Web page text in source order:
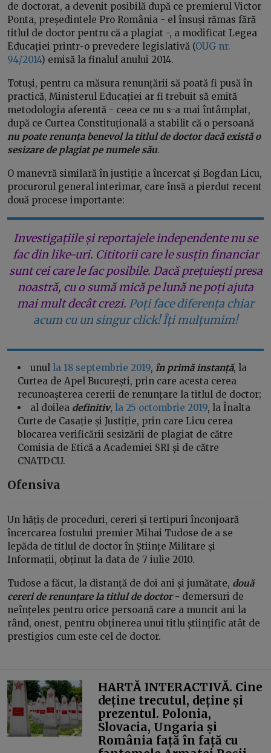
de doctorat, a devenit posibilă după ce premierul Victor
Ponta, președintele Pro România - el însuși rămas fără
titlul de doctor pentru că a plagiat -, a modificat Legea
Educației printr-o prevedere legislativă (OUG nr.
94/2014) emisă la finalul anului 2014.
Totuși, pentru ca măsura renunțării să poată fi pusă în
practică, Ministerul Educației ar fi trebuit să emită
metodologia aferentă - ceea ce nu s-a mai întâmplat,
după ce Curtea Constituțională a stabilit că o persoană
nu poate renunța benevol la titlul de doctor dacă există o
sesizare de plagiat pe numele său.
O manevră similară în justiție a încercat și Bogdan Licu,
procurorul general interimar, care însă a pierdut recent
două procese importante:
Investigațiile și reportajele independente nu se
fac din like-uri. Cititorii care le susțin financiar
sunt cei care le fac posibile. Dacă prețuiești presa
noastră, cu o sumă mică pe lună ne poți ajuta
mai mult decât crezi. Poți face diferența chiar
acum cu un singur click! Îți mulțumim!
unul la 18 septembrie 2019, în primă instanță, la
Curtea de Apel București, prin care acesta cerea
recunoașterea cererii de renunțare la titlul de doctor;
al doilea definitiv, la 25 octombrie 2019, la Înalta
Curte de Casație și Justiție, prin care Licu cerea
blocarea verificării sesizării de plagiat de către
Comisia de Etică a Academiei SRI și de către
CNATDCU.
Ofensiva
Un hățiș de proceduri, cereri și tertipuri înconjoară
încercarea fostului premier Mihai Tudose de a se
lepăda de titlul de doctor în Științe Militare și
Informații, obținut la data de 7 iulie 2010.
Tudose a făcut, la distanță de doi ani și jumătate, două
cereri de renunțare la titlul de doctor- demersuri de
neînțeles pentru orice persoană care a muncit ani la
rând, onest, pentru obținerea unui titlu științific atât de
prestigios cum este cel de doctor.
HARTĂ INTERACTIVĂ. Cine
deține trecutul, deține și
prezentul. Polonia,
Slovacia, Ungaria și
România față în față cu